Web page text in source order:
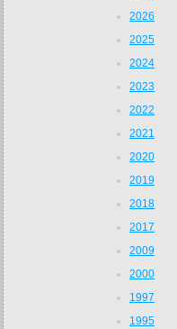
2026
2025
2024
2023
2022
2021
2020
2019
2018
2017
2009
2000
1997
1995